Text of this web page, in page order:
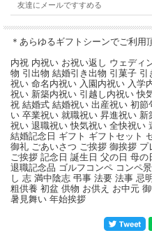
友達にメールですすめる
＊あらゆるギフトシーンでご利用
内祝 内祝い お祝い返し ウェディ
物 引出物 結婚引き出物 引菓子
祝い 命名内祝い 入園内祝い 入学
祝い 新築内祝い 引越し内祝い 快
祝 結婚式 結婚祝い 出産祝い 初
い 卒業祝い 就職祝い 昇進祝い
祝い 退職祝い 快気祝い 全快祝い
結婚記念日 ギフト ギフトセット
御礼 ごあいさつ ご挨拶 御挨拶
ご挨拶 記念日 誕生日 父の日 母
退職記念品 ゴルフコンペ コンペ
し 志 満中陰志 弔事 法要 法事 忌
粗供養 初盆 供物 お供え お中元
暑見舞い 年始挨拶